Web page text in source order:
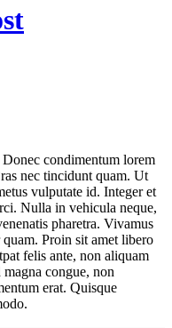
condimentum lorem
nec tincidunt quam. Ut
vulputate id. Integer et
Nulla in vehicula neque,
pharetra. Vivamus
Proin sit amet libero
felis ante, non aliquam
congue, non
erat. Quisque